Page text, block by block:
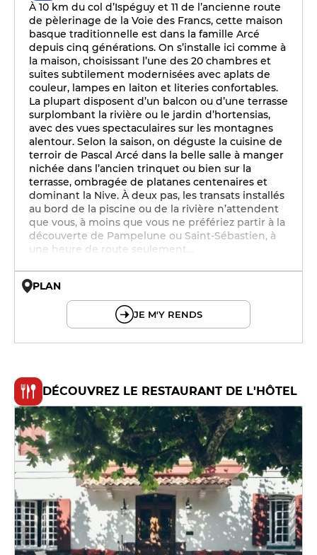
À 10 km du col d’Ispéguy et 11 de l’ancienne route
de pèlerinage de la Voie des Francs, cette maison
basque traditionnelle est dans la famille Arcé
depuis cinq générations. On s’installe ici comme à
la maison, choisissant l’une des 20 chambres et
suites subtilement modernisées avec aplats de
couleur, lampes en laiton et literies confortables.
La plupart disposent d’un balcon ou d’une terrasse
surplombant la rivière ou le jardin d’hortensias,
avec des vues spectaculaires sur les montagnes
alentour. Selon la saison, on déguste la cuisine de
terroir de Pascal Arcé dans la belle salle à manger
nichée dans l’ancien trinquet ou bien sur la
terrasse, ombragée de platanes centenaires et
dominant la Nive. À deux pas, les transats installés
au bord de la piscine ou de la rivière n’attendent
que vous, à moins que vous ne préfériez partir à la
découverte de Pampelune ou Saint-Sébastien, à
une heure de route seulement…
PLAN
JE M'Y RENDS
DÉCOUVREZ LE RESTAURANT DE L'HÔTEL